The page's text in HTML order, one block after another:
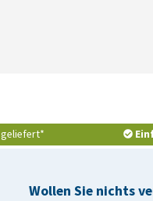
geliefert*
Wollen Sie nichts